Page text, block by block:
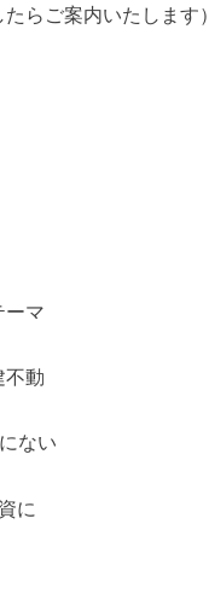
らご案内いたします）
ーマ
不動
ない
に